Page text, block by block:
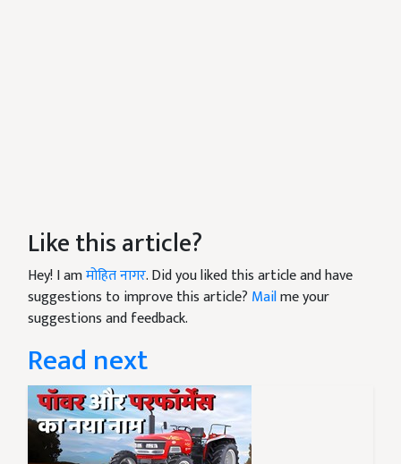
Like this article?
Hey! I amमोहित नागर. Did you liked this article and have
suggestions to improve this article? Mailme your
suggestions and feedback.
Read next